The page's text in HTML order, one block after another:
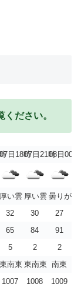
ださい。
07日18時07日21時08日00時
厚い雲 厚い雲 曇りがち
32 30
27
65 84
91
5 2
2
東南東 東南東 南東
1007 1008 1009